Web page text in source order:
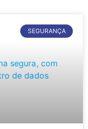
SEGURANÇA